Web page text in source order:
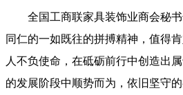
全国工商联家具装饰业商会秘书
同仁的一如既往的拼搏精神，值得
人不负使命，在砥砺前行中创造出
的发展阶段中顺势而为，依旧坚守